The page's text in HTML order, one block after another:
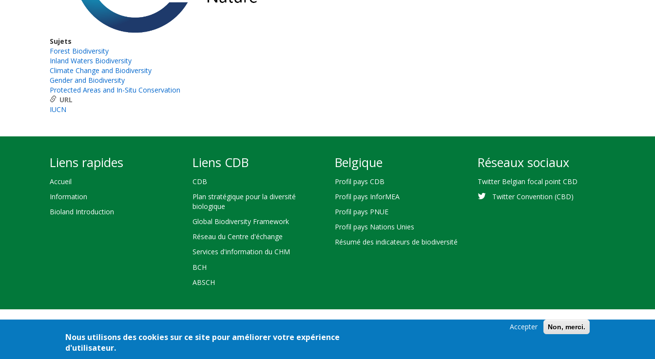
Sujets
Forest Biodiversity
Inland Waters Biodiversity
Climate Change and Biodiversity
Gender and Biodiversity
Protected Areas and In-Situ Conservation
URL
IUCN
Liens rapides
Accueil
Information
Bioland Introduction
Liens CDB
CDB
Plan stratégique pour la diversité
biologique
Global Biodiversity Framework
Réseau du Centre d'échange
Services d'information du CHM
BCH
ABSCH
Belgique
Profil pays CDB
Profil pays InforMEA
Profil pays PNUE
Profil pays Nations Unies
Résumé des indicateurs de biodiversité
Réseaux sociaux
Twitter Belgian focal point CBD
Twitter Convention (CBD)
Bioland
Crédits Conditions d'utilisation © 2026 Secretariat of the
Nous utilisons des cookies sur ce site pour améliorer votre expérience
d'utilisateur.
Accepter Non, merci.